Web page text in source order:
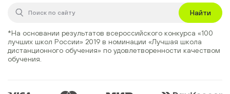
Найти
*На основании результатов всероссийского конкурса «100
лучших школ России» 2019 в номинации «Лучшая школа
дистанционного обучения» по удовлетворенности качеством
обучения.